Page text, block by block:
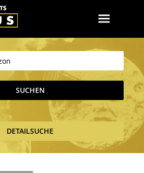
SUCHEN
DETAILSUCHE